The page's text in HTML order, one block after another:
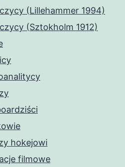
(Lillehammer 1994)
(Sztokholm 1912)
hokejowi
filmowe